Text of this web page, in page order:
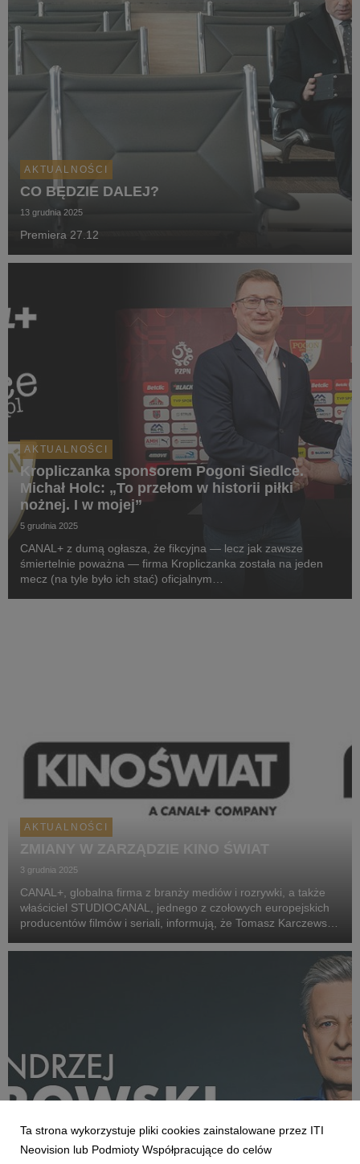
AKTUALNOŚCI
CO BĘDZIE DALEJ?
13 grudnia 2025
Premiera 27.12
AKTUALNOŚCI
Kropliczanka sponsorem Pogoni Siedlce.
Michał Holc: „To przełom w historii piłki
nożnej. I w mojej”
5 grudnia 2025
CANAL+ z dumą ogłasza, że fikcyjna — lecz jak zawsze
śmiertelnie poważna — firma Kropliczanka została na jeden
mecz (na tyle było ich stać) oficjalnym
AKTUALNOŚCI
ZMIANY W ZARZĄDZIE KINO ŚWIAT
3 grudnia 2025
CANAL+, globalna firma z branży mediów i rozrywki, a także
właściciel STUDIOCANAL, jednego z czołowych europejskich
producentów filmów i seriali, informują, że Tomasz Karczewski,
stanowiska członka zarządu spółki i z ...
Ta strona wykorzystuje pliki cookies zainstalowane przez ITI
Neovision lub Podmioty Współpracujące do celów